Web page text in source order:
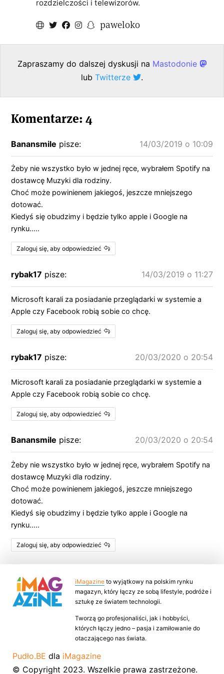
rozdzielczości i telewizorów.
paweloko
Zapraszamy do dalszej dyskusji na Mastodonie
lub Twitterze .
Komentarze: 4
Banansmile pisze: 14/03/2019 o 10:09
Żeby nie wszystko było w jednej ręce, wybrałem Spotify na
dostawcę Muzyki dla rodziny.
Choć może powinienem jakiegoś, jeszcze mniejszego
dotować.
Kiedyś się obudzimy i będzie tylko apple i Google na
rynku…..
Zaloguj się, aby odpowiedzieć
rybak17 pisze: 14/03/2019 o 11:27
Microsoft karali za posiadanie przeglądarki w systemie a
Apple czy Facebook robią sobie co chcę.
Zaloguj się, aby odpowiedzieć
rybak17 pisze: 20/03/2020 o 20:54
Microsoft karali za posiadanie przeglądarki w systemie a
Apple czy Facebook robią sobie co chcę.
Zaloguj się, aby odpowiedzieć
Banansmile pisze: 20/03/2020 o 20:54
Żeby nie wszystko było w jednej ręce, wybrałem Spotify na
dostawcę Muzyki dla rodziny.
Choć może powinienem jakiegoś, jeszcze mniejszego
dotować.
Kiedyś się obudzimy i będzie tylko apple i Google na
rynku…..
Zaloguj się, aby odpowiedzieć
iMagazine to wyjątkowy na polskim rynku
magazyn, który łączy ze sobą lifestyle, podróże i
sztukę ze światem technologii.
Tworzą go profesjonaliści, jak i hobbyści,
których łączy jedno – pasja i zamiłowanie do
otaczającego nas świata.
Pudło.BE dla iMagazine
© Copyright 2023. Wszelkie prawa zastrzeżone.